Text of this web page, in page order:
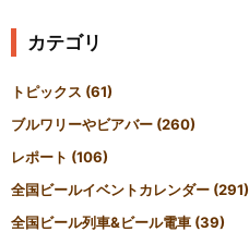
カテゴリ
トピックス (61)
ブルワリーやビアバー (260)
レポート (106)
全国ビールイベントカレンダー (291)
全国ビール列車&ビール電車 (39)